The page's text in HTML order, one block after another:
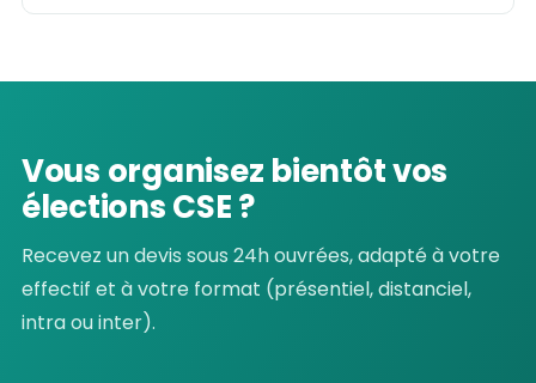
Vous organisez bientôt vos
élections CSE ?
Recevez un devis sous 24h ouvrées, adapté à votre
effectif et à votre format (présentiel, distanciel,
intra ou inter).